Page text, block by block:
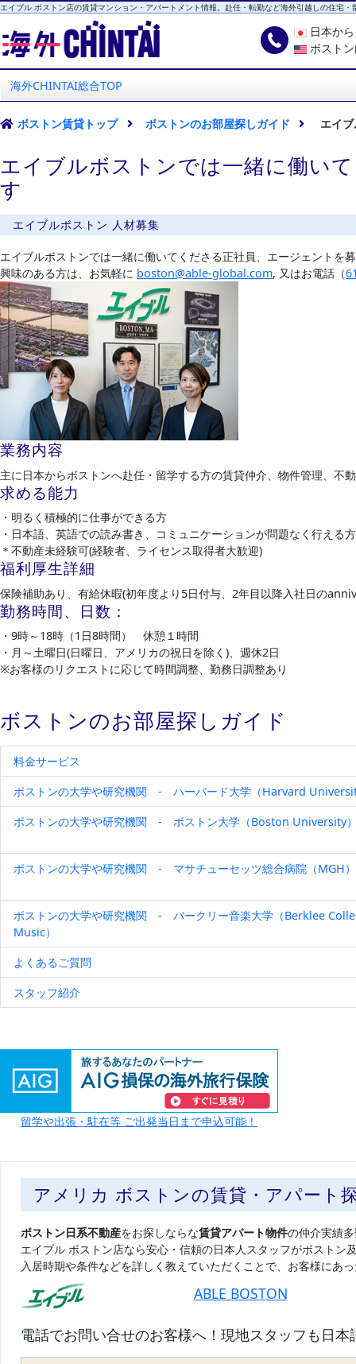
エイブル ボストン店の賃貸マンション・アパートメント情報。赴任・転勤など海外引越しの住宅・
海外CHINTAI
エイブル ボストン店
日本か
ボスト
海外CHINTAI総合TOP
ボストン賃貸トップ ボストンのお部屋探しガイド エイ
エイブルボストンでは一緒に働い
す
エイブルボストン 人材募集
エイブルボストンでは一緒に働いてくださる正社員、エージェントを
興味のある方は、お気軽に boston@able-global.com, 又はお電話（
業務内容
主に日本からボストンへ赴任・留学する方の賃貸仲介、物件管理、不
求める能力
・明るく積極的に仕事ができる方
・日本語、英語での読み書き、コミュニケーションが問題なく行える方
＊不動産未経験可(経験者、ライセンス取得者大歓迎)
福利厚生詳細
保険補助あり、有給休暇(初年度より5日付与、2年目以降入社日の
勤務時間、日数：
・9時～18時（1日8時間） 休憩１時間
・月～土曜日(日曜日、アメリカの祝日を除く)、週休2日
※お客様のリクエストに応じて時間調整、勤務日調整あり
ボストンのお部屋探しガイド
料金サービス
ボストンの大学や研究機関 - ハーバード大学（Harvard
ボストンの大学や研究機関 - ボストン大学（Boston University
ボストンの大学や研究機関 - マサチューセッツ総合病院（MGH）
ボストンの大学や研究機関 - バークリー音楽大学（Berklee
Music）
よくあるご質問
スタッフ紹介
留学や出張・駐在等 ご出発当日まで申込可能！
アメリカ ボストンの賃貸・アパート
ボストン日系不動産をお探しならな賃貸アパート物件の仲介実績
エイブル ボストン店なら安心・信頼の日本人スタッフがボストン
入居時期や条件などを詳しく教えていただくことで、お客様にあ
ABLE BOSTON
電話でお問い合せのお客様へ！現地スタッフも日